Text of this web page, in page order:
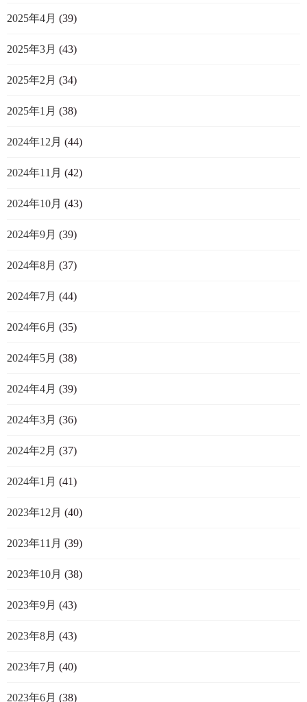
2025年4月 (39)
2025年3月 (43)
2025年2月 (34)
2025年1月 (38)
2024年12月 (44)
2024年11月 (42)
2024年10月 (43)
2024年9月 (39)
2024年8月 (37)
2024年7月 (44)
2024年6月 (35)
2024年5月 (38)
2024年4月 (39)
2024年3月 (36)
2024年2月 (37)
2024年1月 (41)
2023年12月 (40)
2023年11月 (39)
2023年10月 (38)
2023年9月 (43)
2023年8月 (43)
2023年7月 (40)
2023年6月 (38)